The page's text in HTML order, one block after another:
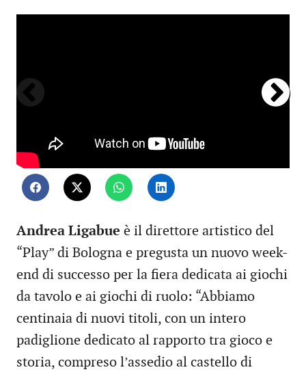
Andrea Ligabue è il direttore artistico del
“Play” di Bologna e pregusta un nuovo week-
end di successo per la fiera dedicata ai giochi
da tavolo e ai giochi di ruolo: “Abbiamo
centinaia di nuovi titoli, con un intero
padiglione dedicato al rapporto tra gioco e
storia, compreso l’assedio al castello di